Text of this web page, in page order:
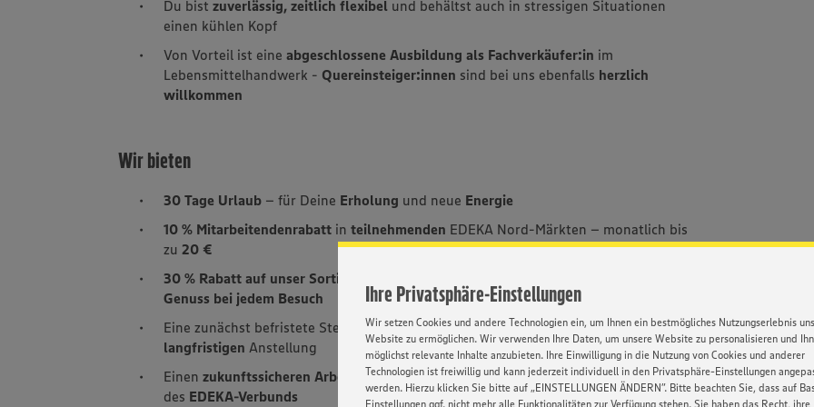
Ihre Privatsphäre-Einstellungen
Wir setzen Cookies und andere Technologien ein, um Ihnen ein bestmögliches Nutzungserlebnis
Website zu ermöglichen. Wir verwenden Ihre Daten, um unsere Website zu personalisieren und
möglichst relevante Inhalte anzubieten. Ihre Einwilligung in die Nutzung von Cookies und anderer
Technologien ist freiwillig und kann jederzeit individuell in den Privatsphäre-Einstellungen
werden. Hierzu klicken Sie bitte auf „EINSTELLUNGEN ÄNDERN”. Bitte beachten Sie, dass auf
Einstellungen ggf. nicht mehr alle Funktionalitäten zur Verfügung stehen. Sie haben das Recht, ihre
Du bistzuverlässig, zeitlich flexibel und behältst auch in stressigen Situationen
einen kühlen Kopf
Von Vorteil ist eineabgeschlossene Ausbildung als Fachverkäufer:in im
Lebensmittelhandwerk - Quereinsteiger:innen sind bei uns ebenfalls herzlich
willkommen
Wir bieten
30 Tage Urlaub – für Deine Erholung und neue Energie
10 % Mitarbeitendenrabatt inteilnehmenden EDEKA Nord-Märkten – monatlich bis
zu20 €
30 % Rabatt auf unser Sortiment und 80 % auf Heißgetränke – für noch mehr
Genuss bei jedem Besuch
Eine zunächst befristete Stelle mit sehrguten Übernahmechancenund dem Ziel der
langfristigen Anstellung
Einenzukunftssicheren Arbeitsplatzin einemwachsendenUnternehmeninnerhalb
des EDEKA-Verbunds